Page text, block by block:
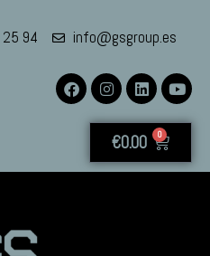
94 info@gsgroup.es
€0.00 0